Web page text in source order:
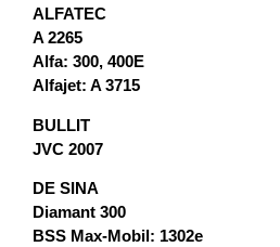
ALFATEC
A 2265
Alfa: 300, 400E
Alfajet: A 3715
BULLIT
JVC 2007
DE SINA
Diamant 300
BSS Max-Mobil: 1302e